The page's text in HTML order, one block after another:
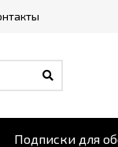
Подписки для